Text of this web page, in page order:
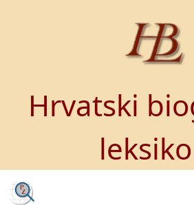
Hrvatski